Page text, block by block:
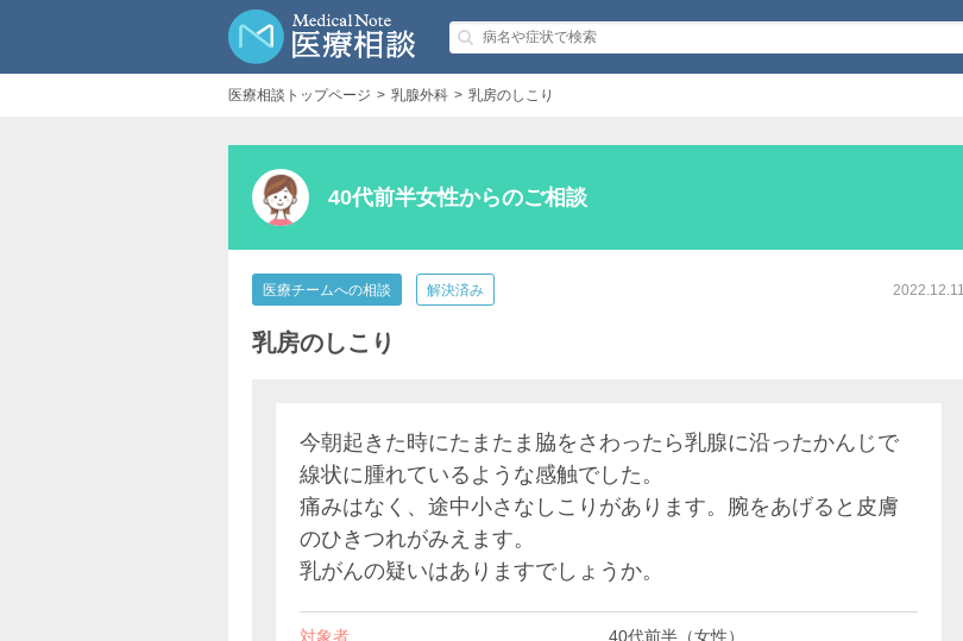
医療相談トップページ 乳腺外科 乳房のしこり
40代前半女性からのご相談
医療チームへの相談 解決済み 2022.12.11
乳房のしこり
今朝起きた時にたまたま脇をさわったら乳腺に沿ったかんじで
線状に腫れているような感触でした。
痛みはなく、途中小さなしこりがあります。腕をあげると皮膚
のひきつれがみえます。
乳がんの疑いはありますでしょうか。
対象者 40代前半（女性）